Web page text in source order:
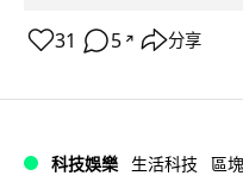
31 5 ↗ 分享
科技娛樂 生活科技 區